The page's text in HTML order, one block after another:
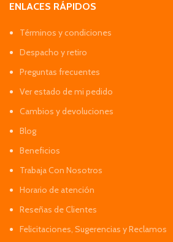
ENLACES RÁPIDOS
Términos y condiciones
Despacho y retiro
Preguntas frecuentes
Ver estado de mi pedido
Cambios y devoluciones
Blog
Beneficios
Trabaja Con Nosotros
Horario de atención
Reseñas de Clientes
Felicitaciones, Sugerencias y Reclamos